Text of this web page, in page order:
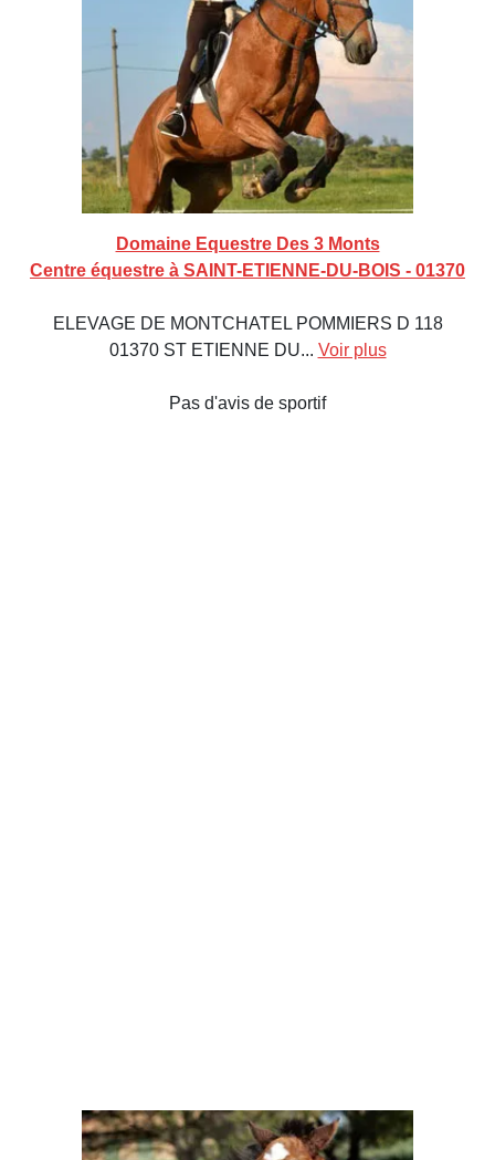
Domaine Equestre Des 3 Monts
Centre équestre à SAINT-ETIENNE-DU-BOIS - 01370
ELEVAGE DE MONTCHATEL POMMIERS D 118
01370 ST ETIENNE DU... Voir plus
Pas d'avis de sportif